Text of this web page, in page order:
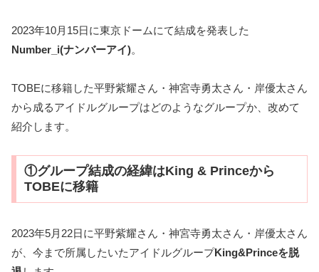
2023年10月15日に東京ドームにて結成を発表した
Number_i(ナンバーアイ)。
TOBEに移籍した平野紫耀さん・神宮寺勇太さん・岸優太さん
から成るアイドルグループはどのようなグループか、改めて
紹介します。
①グループ結成の経緯はKing & Princeから
TOBEに移籍
2023年5月22日に平野紫耀さん・神宮寺勇太さん・岸優太さん
が、今まで所属したいたアイドルグループKing&Princeを脱